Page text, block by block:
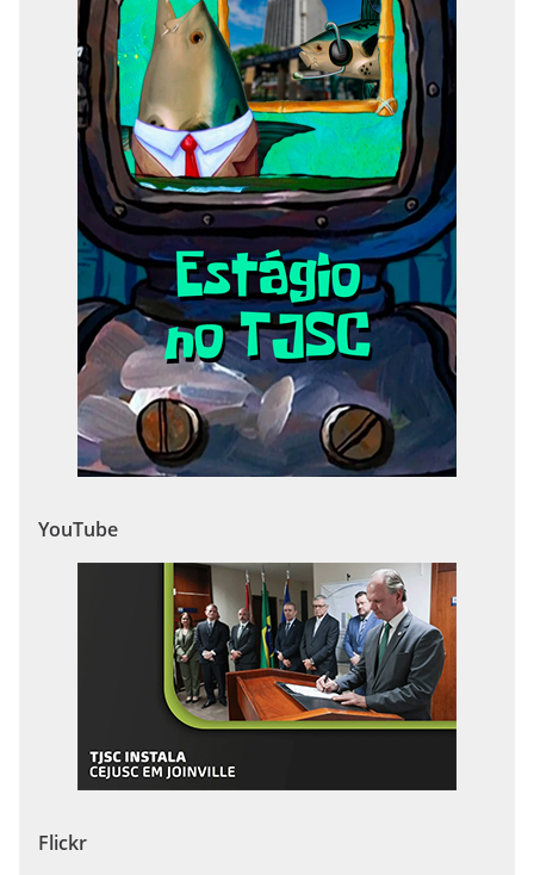
YouTube
Flickr